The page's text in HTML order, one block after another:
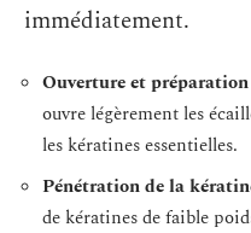
immédiatement.
Ouverture et
ouvre légèrement les
les kératines essentielles.
Pénétration de la
de kératines de faible